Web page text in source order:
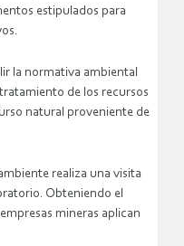
estipulados para
la normativa ambiental
de los recursos
natural proveniente de
realiza una visita
Obteniendo el
mineras aplican